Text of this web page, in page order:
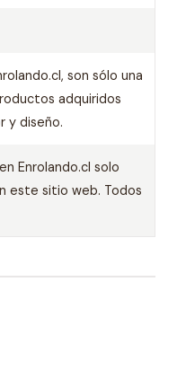
son sólo una
adquiridos
y diseño.
Enrolando.cl solo
este sitio web. Todos